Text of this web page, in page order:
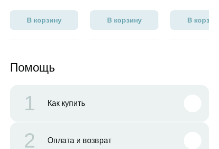
В корзину В корзину В
Помощь
1 Как купить
2 Оплата и возврат